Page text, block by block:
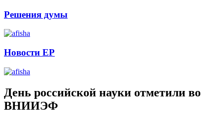
Решения думы
Новости ЕР
День российской науки отметили во
ВНИИЭФ